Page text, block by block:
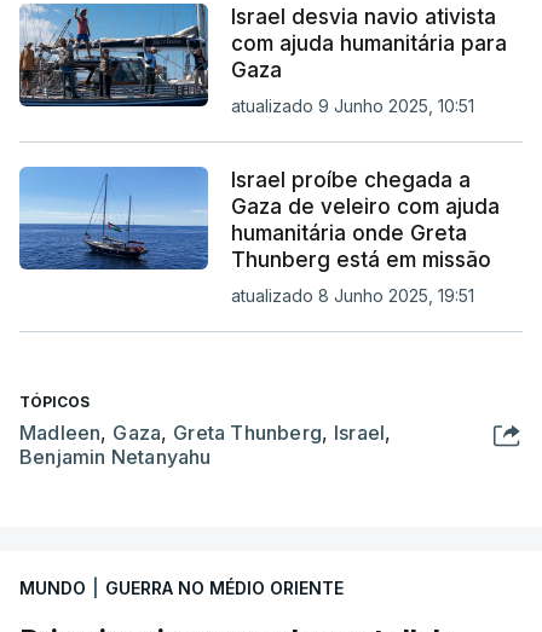
Israel desvia navio ativista
com ajuda humanitária para
Gaza
atualizado 9 Junho 2025, 10:51
Israel proíbe chegada a
Gaza de veleiro com ajuda
humanitária onde Greta
Thunberg está em missão
atualizado 8 Junho 2025, 19:51
TÓPICOS
Madleen, Gaza, Greta Thunberg, Israel,
Benjamin Netanyahu
MUNDO GUERRA NO MÉDIO ORIENTE